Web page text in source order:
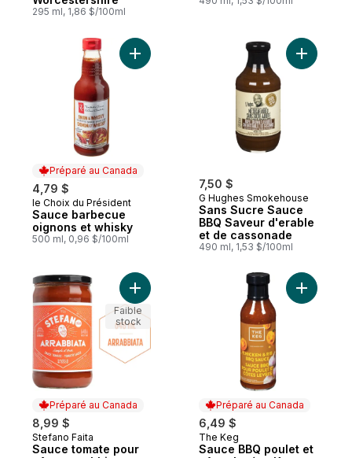
295 ml, 1,86 $/100ml
Préparé au Canada
4,79 $
Préparé au Canada
le Choix du Président
Sauce barbecue
oignons et whisky
500 ml, 0,96 $/100ml
Ajouter Sauce barbecue oignons et
7,50 $
G Hughes Smokehouse
Sans Sucre Sauce
BBQ Saveur d'erable
et de cassonade
490 ml, 1,53 $/100ml
Ajouter
Préparé au Canada
8,99 $
Préparé au Canada
Stefano Faita
Sauce tomate pour
Faible
stock
Préparé au Canada
6,49 $
Préparé au Canada
The Keg
Sauce BBQ poulet et
Ajouter